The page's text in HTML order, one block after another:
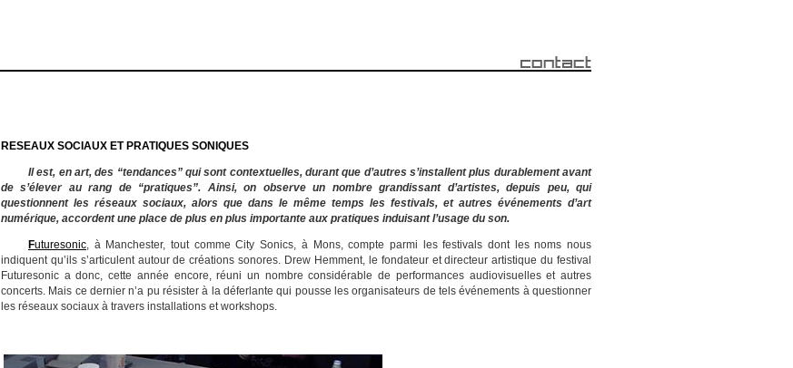
RESEAUX SOCIAUX ET PRATIQUES SONIQUES
Il est, en art, des “tendances” qui sont contextuelles, durant que d’autres s’installent plus durablement avant
de s’élever au rang de “pratiques”. Ainsi, on observe un nombre grandissant d’artistes, depuis peu, qui
questionnent les réseaux sociaux, alors que dans le même temps les festivals, et autres événements d’art
numérique, accordent une place de plus en plus importante aux pratiques induisant l’usage du son.
Futuresonic, à Manchester, tout comme City Sonics, à Mons, compte parmi les festivals dont les noms nous
indiquent qu’ils s’articulent autour de créations sonores. Drew Hemment, le fondateur et directeur artistique du festival
Futuresonic a donc, cette année encore, réuni un nombre considérable de performances audiovisuelles et autres
concerts. Mais ce dernier n’a pu résister à la déferlante qui pousse les organisateurs de tels événements à questionner
les réseaux sociaux à travers installations et workshops.